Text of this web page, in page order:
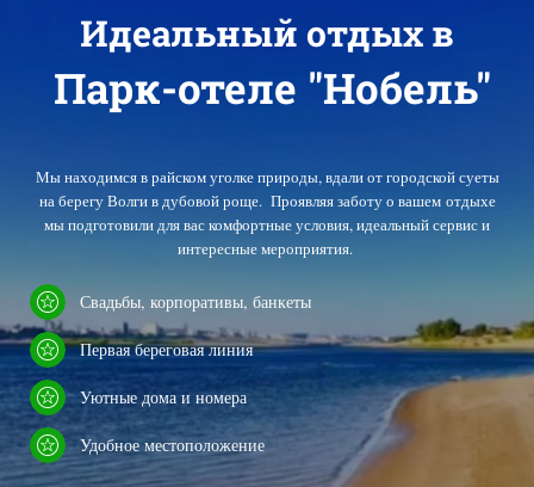
Идеальный отдых в
Парк-отеле "Нобель"
Мы находимся в райском уголке природы, вдали от городской суеты
на берегу Волги в дубовой роще. Проявляя заботу о вашем отдыхе
мы подготовили для вас комфортные условия, идеальный сервис и
интересные мероприятия.
Свадьбы, корпоративы, банкеты
Первая береговая линия
Уютные дома и номера
Удобное местоположение